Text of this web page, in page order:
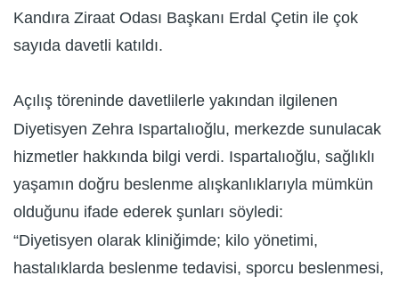
Kandıra Ziraat Odası Başkanı Erdal Çetin ile çok
sayıda davetli katıldı.
Açılış töreninde davetlilerle yakından ilgilenen
Diyetisyen Zehra Ispartalıoğlu, merkezde sunulacak
hizmetler hakkında bilgi verdi. Ispartalıoğlu, sağlıklı
yaşamın doğru beslenme alışkanlıklarıyla mümkün
olduğunu ifade ederek şunları söyledi:
“Diyetisyen olarak kliniğimde; kilo yönetimi,
hastalıklarda beslenme tedavisi, sporcu beslenmesi,